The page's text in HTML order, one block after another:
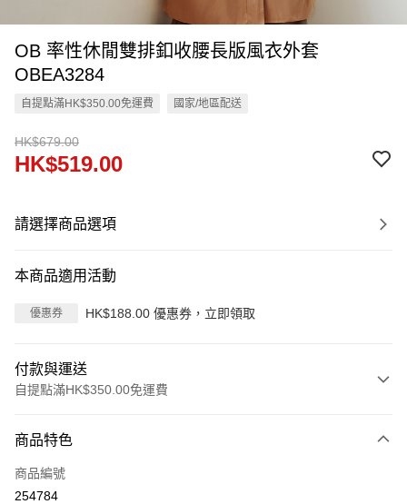
OB 率性休閒雙排釦收腰長版風衣外套
OBEA3284
自提點滿HK$350.00免運費 國家/地區配送
HK$679.00
HK$519.00
請選擇商品選項
本商品適用活動
優惠券 HK$188.00 優惠券，立即領取
付款與運送
自提點滿HK$350.00免運費
信用卡
Apple Pay
商品特色
商品編號
254784